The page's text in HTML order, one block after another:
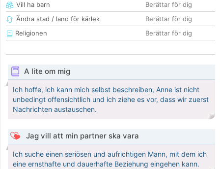
Vill ha barn
Berättar för dig
Ändra stad / land för kärlek
Berättar för dig
Religionen
Berättar för dig
A lite om mig
Ich hoffe, ich kann mich selbst beschreiben, Anne ist nicht
unbedingt offensichtlich und ich ziehe es vor, dass wir zuerst
Nachrichten austauschen.
Jag vill att min partner ska vara
Ich suche einen seriösen und aufrichtigen Mann, mit dem ich
eine ernsthafte und dauerhafte Beziehung eingehen kann.